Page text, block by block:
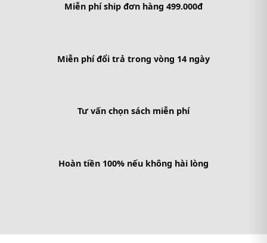
Miễn phí ship đơn hàng 499.000đ
Miễn phí đổi trả trong vòng 14 ngày
Tư vấn chọn sách miễn phí
Hoàn tiền 100% nếu không hài lòng